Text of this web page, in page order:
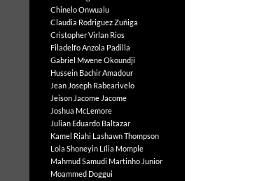
Chinelo Onwualu
Claudia Rodriguez Zuñiga
Cristopher Virlan Rios
Filadelfo Anzola Padilla
Gabriel Mwene Okoundji
Hussein Bachir Amadour
Jean Joseph Rabearivelo
Jeison Jacome Jacome
Joshua McLemore
Julian Eduardo Baltazar
Kamel Riahi Lashawn Thompson
Lola Shoneyin Lília Momple
Mahmud Samudi Martinho Junior
Moammed Doggui